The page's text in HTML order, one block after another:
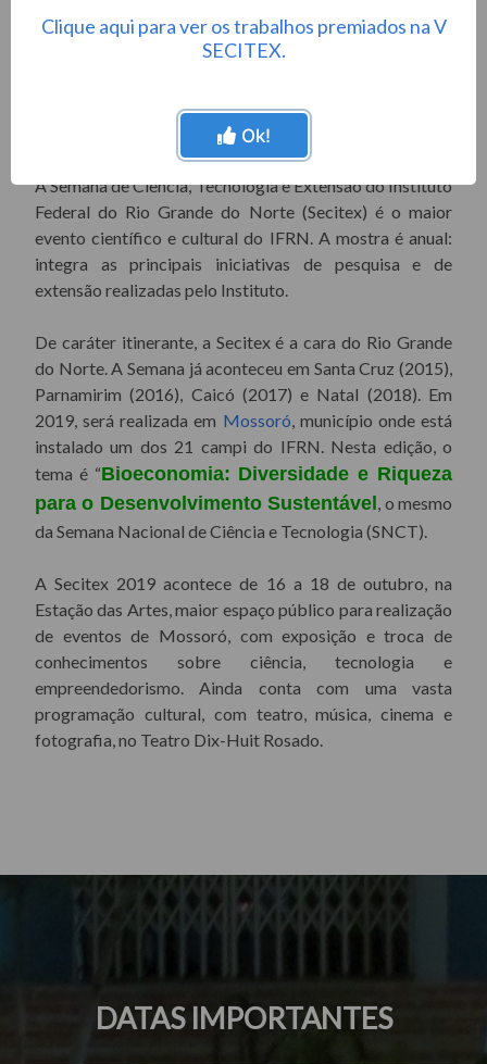
Clique aqui para ver os trabalhos premiados na V
SECITEX.
Ok!
A Semana de Ciência, Tecnologia e Extensão do Instituto
Federal do Rio Grande do Norte (Secitex) é o maior
evento científico e cultural do IFRN. A mostra é anual:
integra as principais iniciativas de pesquisa e de
extensão realizadas pelo Instituto.
De caráter itinerante, a Secitex é a cara do Rio Grande
do Norte. A Semana já aconteceu em Santa Cruz (2015),
Parnamirim (2016), Caicó (2017) e Natal (2018). Em
2019, será realizada em Mossoró , município onde está
instalado um dos 21 campi do IFRN. Nesta edição, o
tema é “Bioeconomia: Diversidade e Riqueza
para o Desenvolvimento Sustentável , o mesmo
da Semana Nacional de Ciência e Tecnologia (SNCT).
A Secitex 2019 acontece de 16 a 18 de outubro, na
Estação das Artes, maior espaço público para realização
de eventos de Mossoró, com exposição e troca de
conhecimentos sobre ciência, tecnologia e
empreendedorismo. Ainda conta com uma vasta
programação cultural, com teatro, música, cinema e
fotografia, no Teatro Dix-Huit Rosado.
DATAS IMPORTANTES